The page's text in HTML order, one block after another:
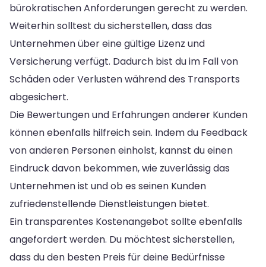
bürokratischen Anforderungen gerecht zu werden.
Weiterhin solltest du sicherstellen, dass das
Unternehmen über eine gültige Lizenz und
Versicherung verfügt. Dadurch bist du im Fall von
Schäden oder Verlusten während des Transports
abgesichert.
Die Bewertungen und Erfahrungen anderer Kunden
können ebenfalls hilfreich sein. Indem du Feedback
von anderen Personen einholst, kannst du einen
Eindruck davon bekommen, wie zuverlässig das
Unternehmen ist und ob es seinen Kunden
zufriedenstellende Dienstleistungen bietet.
Ein transparentes Kostenangebot sollte ebenfalls
angefordert werden. Du möchtest sicherstellen,
dass du den besten Preis für deine Bedürfnisse